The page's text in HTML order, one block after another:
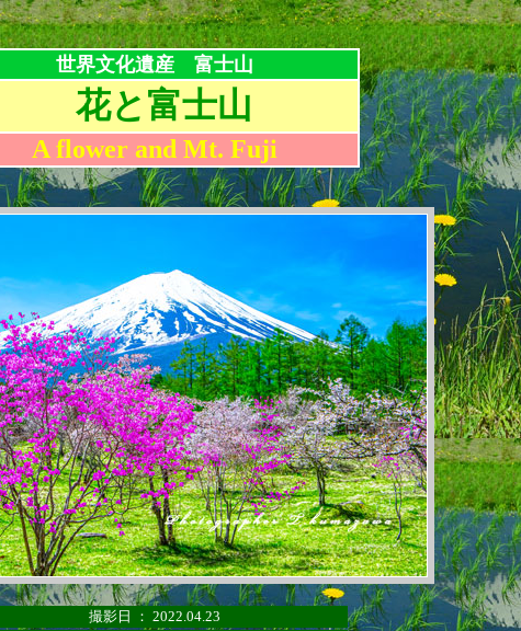
世界文化遺産 富士山
花と富士山
A flower and Mt. Fuji
撮影日 ： 2022.04.23